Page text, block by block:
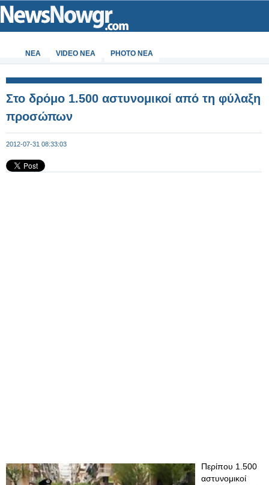
ΝΕΑ VIDEO NEA PHOTO NEA
Στο δρόμο 1.500 αστυνομικοί από τη φύλαξη
προσώπων
2012-07-31 08:33:03
Περίπου 1.500
αστυνομικοί